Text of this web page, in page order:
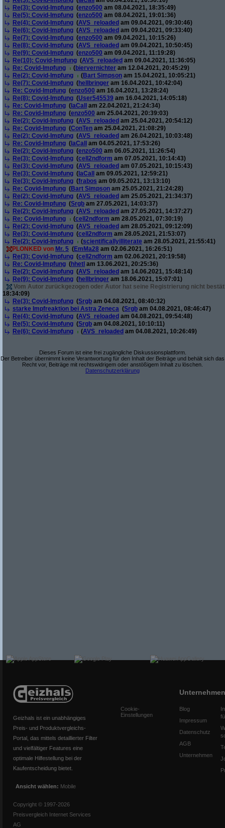
Re(3): Covid-Impfung (enzo500 am 08.04.2021, 18:35:49)
Re(5): Covid-Impfung (enzo500 am 08.04.2021, 19:01:36)
Re(4): Covid-Impfung (AVS_reloaded am 09.04.2021, 09:30:46)
Re(6): Covid-Impfung (AVS_reloaded am 09.04.2021, 09:33:40)
Re(7): Covid-Impfung (enzo500 am 09.04.2021, 10:15:26)
Re(8): Covid-Impfung (AVS_reloaded am 09.04.2021, 10:50:45)
Re(9): Covid-Impfung (enzo500 am 09.04.2021, 11:19:28)
Re(10): Covid-Impfung (AVS_reloaded am 09.04.2021, 11:36:05)
Re: Covid-Impfung
(biervernichter am 12.04.2021, 20:45:29)
Re(2): Covid-Impfung
(Bart Simpson am 15.04.2021, 10:05:21)
Re(7): Covid-Impfung (hellbringer am 16.04.2021, 10:42:04)
Re: Covid-Impfung (enzo500 am 16.04.2021, 13:28:24)
Re(8): Covid-Impfung (User545539 am 16.04.2021, 14:05:18)
Re: Covid-Impfung ( laCall
am 22.04.2021, 21:24:34)
Re: Covid-Impfung (enzo500 am 25.04.2021, 20:39:03)
Re(2): Covid-Impfung (AVS_reloaded am 25.04.2021, 20:54:12)
Re: Covid-Impfung (ConTen am 25.04.2021, 21:08:29)
Re(2): Covid-Impfung (AVS_reloaded am 26.04.2021, 10:03:48)
Re: Covid-Impfung ( laCall
am 04.05.2021, 17:53:26)
Re(2): Covid-Impfung (enzo500 am 06.05.2021, 11:26:54)
Re(3): Covid-Impfung (cell2ndform am 07.05.2021, 10:14:43)
Re(3): Covid-Impfung (AVS_reloaded am 07.05.2021, 10:15:43)
Re(3): Covid-Impfung ( laCall
am 09.05.2021, 12:59:21)
Re(3): Covid-Impfung (frabos am 09.05.2021, 13:13:10)
Re: Covid-Impfung (Bart Simpson am 25.05.2021, 21:24:28)
Re(2): Covid-Impfung (AVS_reloaded am 25.05.2021, 21:34:37)
Re: Covid-Impfung (Srgb am 27.05.2021, 14:03:37)
Re(2): Covid-Impfung (AVS_reloaded am 27.05.2021, 14:37:27)
Re: Covid-Impfung
(cell2ndform am 28.05.2021, 07:30:19)
Re(2): Covid-Impfung (AVS_reloaded am 28.05.2021, 09:12:09)
Re(3): Covid-Impfung (cell2ndform am 28.05.2021, 21:53:07)
Re(2): Covid-Impfung
(scientificallyilliterate am 28.05.2021, 21:55:41)
PLONKED von Mr. 5 (EmMa28 am 02.06.2021, 16:26:51)
Re(3): Covid-Impfung (cell2ndform am 02.06.2021, 20:19:58)
Re: Covid-Impfung (hhetl am 13.06.2021, 20:25:36)
Re(2): Covid-Impfung (AVS_reloaded am 14.06.2021, 15:48:14)
Re(9): Covid-Impfung (hellbringer am 18.06.2021, 15:07:01)
Vom Autor zurückgezogen oder Autor hat seine Registrierung nicht
18:34:09)
Re(3): Covid-Impfung (Srgb am 04.08.2021, 08:40:32)
starke Impfreaktion bei Astra Zeneca (Srgb am 04.08.2021, 08:46:47)
Re(4): Covid-Impfung (AVS_reloaded am 04.08.2021, 09:54:48)
Re(5): Covid-Impfung (Srgb am 04.08.2021, 10:10:11)
Re(6): Covid-Impfung
(AVS_reloaded am 04.08.2021, 10:26:49)
Dieses Forum ist eine frei zugängliche Diskussionsplattform.
Der Betreiber übernimmt keine Verantwortung für den Inhalt der Beiträge und behält sich das
Recht vor, Beiträge mit rechtswidrigem oder anstößigem Inhalt zu löschen.
Datenschutzerklärung
Geizhals ist ein unabhängiges
Preis- und Produktvergleichs-
Portal, das mittels detaillierter Filter
und vielfältiger Features eine
optimale Hilfestellung bei der
Kaufentscheidung bietet.
Ansicht wählen: Mobile
Copyright © 1997-2026
Preisvergleich Internet Services
AG
Cookie-
Einstellungen
Unternehmen
Blog
Impressum
Datenschutz
AGB
Unternehmen